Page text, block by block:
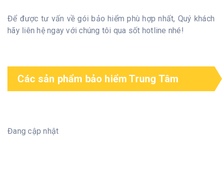
Để được tư vấn về gói bảo hiểm phù hợp nhất, Quý khách
hãy liên hệ ngay với chúng tôi qua sốt hotline nhé!
Các sản phẩm bảo hiểm Trung Tâm
Đang cập nhật